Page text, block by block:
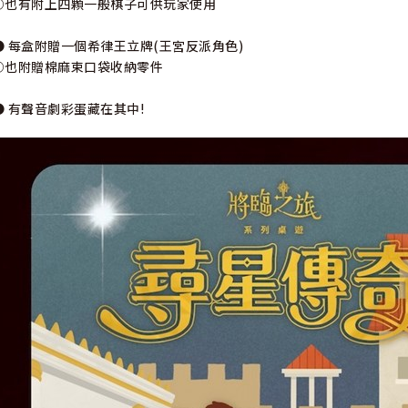
有附上四顆一般棋子可供玩家使用
盒附贈一個希律王立牌(王宮反派角色)
附贈棉麻束口袋收納零件
聲音劇彩蛋藏在其中!